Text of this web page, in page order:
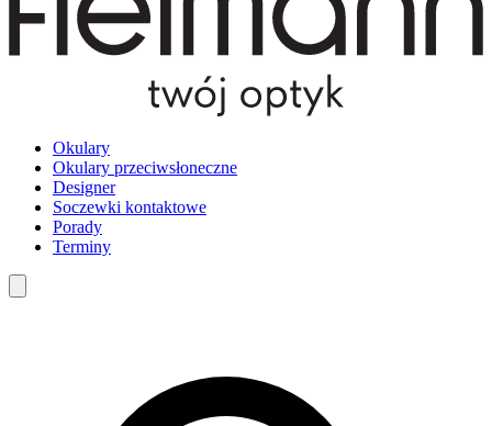
Okulary
Okulary przeciwsłoneczne
Designer
Soczewki kontaktowe
Porady
Terminy